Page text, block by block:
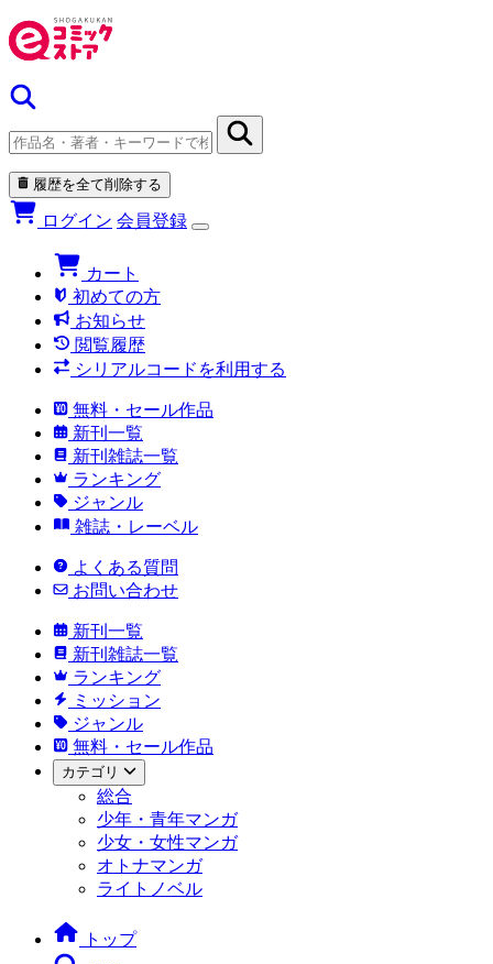
履歴を全て削除する
ログイン 会員登録
カート
初めての方
お知らせ
閲覧履歴
シリアルコードを利用する
無料・セール作品
新刊一覧
新刊雑誌一覧
ランキング
ジャンル
雑誌・レーベル
よくある質問
お問い合わせ
新刊一覧
新刊雑誌一覧
ランキング
ミッション
ジャンル
無料・セール作品
カテゴリ
総合
少年・青年マンガ
少女・女性マンガ
オトナマンガ
ライトノベル
トップ